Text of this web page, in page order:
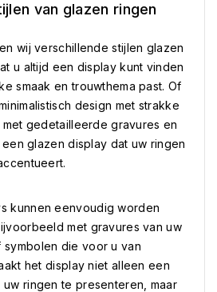
van glazen ringen
wij verschillende stijlen glazen
u altijd een display kunt vinden
smaak en trouwthema past. Of
design met strakke
gedetailleerde gravures en
glazen display dat uw ringen
kunnen eenvoudig worden
met gravures van uw
symbolen die voor u van
het display niet alleen een
ringen te presenteren, maar